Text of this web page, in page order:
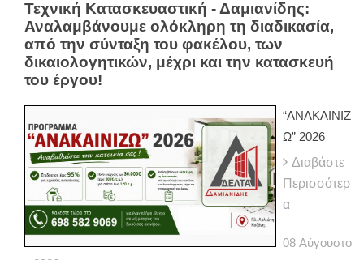
Τεχνική Κατασκευαστική - Δαμιανίδης:
Αναλαμβάνουμε ολόκληρη τη διαδικασία,
από την σύνταξη του φακέλου, των
δικαιολογητικών, μέχρι και την κατασκευή
του έργου!
“ΑΝΑΚΑΙΝΙΖ
Ω” 2026
Διαβάστε
Περισσότερ
α
08 Αύγουστο